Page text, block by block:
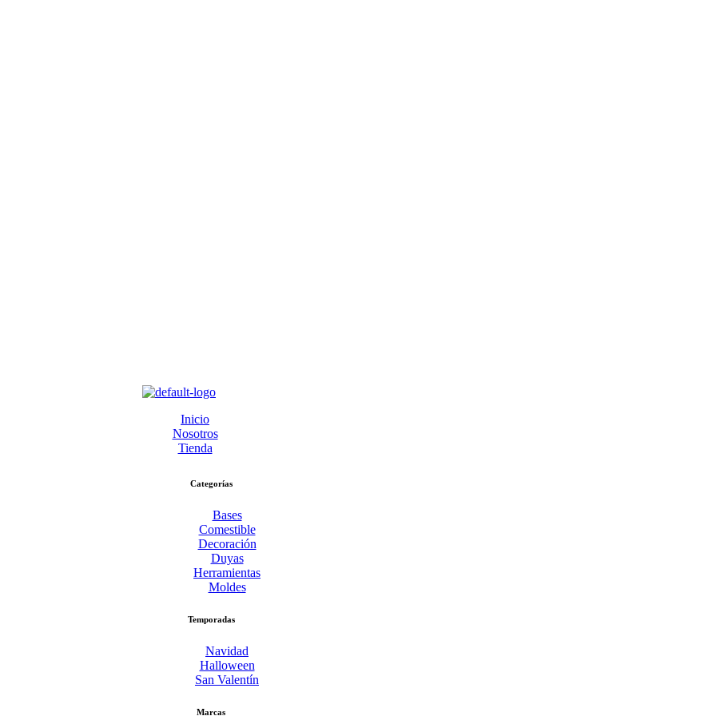
Inicio
Nosotros
Tienda
Categorías
Bases
Comestible
Decoración
Duyas
Herramientas
Moldes
Temporadas
Navidad
Halloween
San Valentín
Marcas